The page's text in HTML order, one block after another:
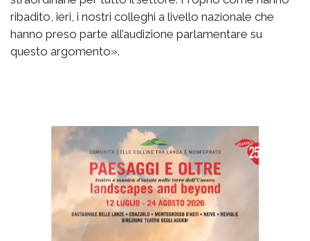
ribadito, ieri, i nostri colleghi a livello nazionale che
hanno preso parte all’audizione parlamentare su
questo argomento».